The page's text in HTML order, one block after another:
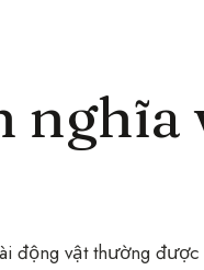
nghĩa
động vật thường được